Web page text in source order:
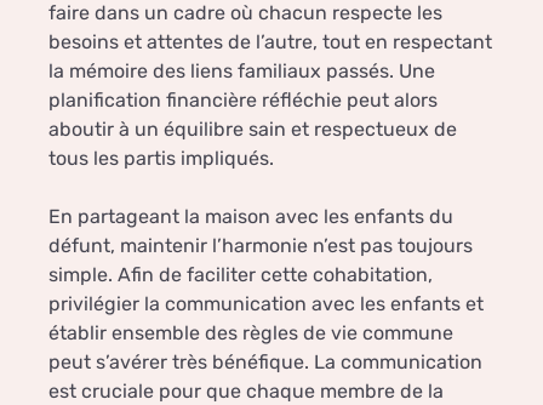
faire dans un cadre où chacun respecte les
besoins et attentes de l’autre, tout en respectant
la mémoire des liens familiaux passés. Une
planification financière réfléchie peut alors
aboutir à un équilibre sain et respectueux de
tous les partis impliqués.
En partageant la maison avec les enfants du
défunt, maintenir l’harmonie n’est pas toujours
simple. Afin de faciliter cette cohabitation,
privilégier la communication avec les enfants et
établir ensemble des règles de vie commune
peut s’avérer très bénéfique. La communication
est cruciale pour que chaque membre de la